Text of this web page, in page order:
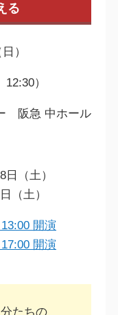
る
）
）
阪急 中ホール
日（土）
日（土）
開演
開演
たちの